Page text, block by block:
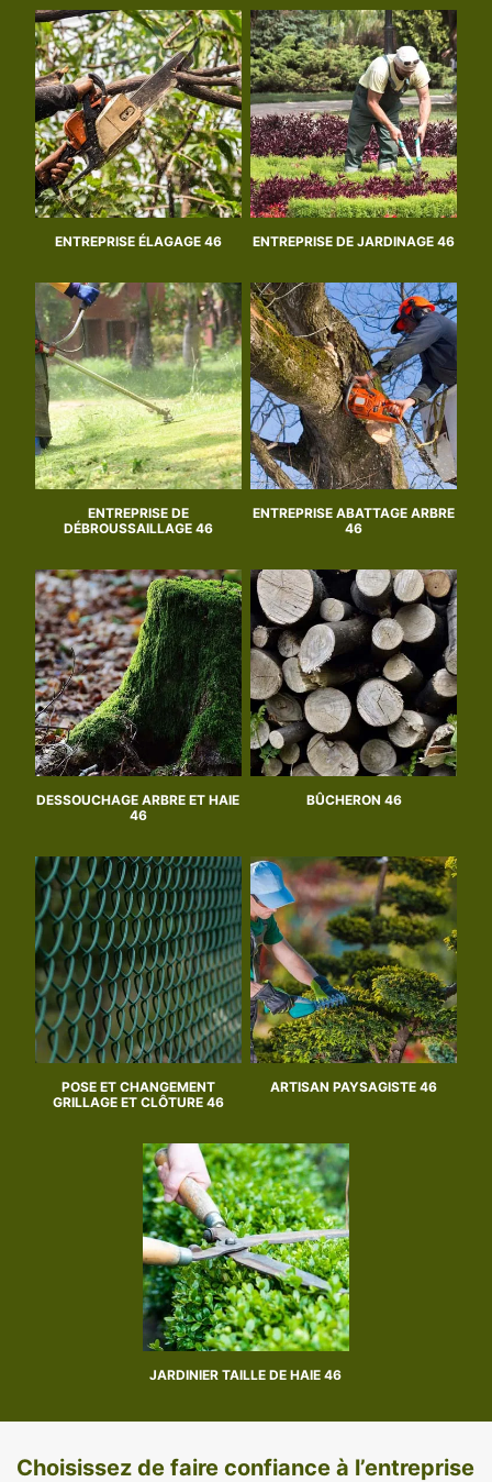
ENTREPRISE ÉLAGAGE 46 ENTREPRISE DE JARDINAGE 46
ENTREPRISE DE
DÉBROUSSAILLAGE 46
ENTREPRISE ABATTAGE ARBRE
46
DESSOUCHAGE ARBRE ET HAIE
46
BÛCHERON 46
POSE ET CHANGEMENT
GRILLAGE ET CLÔTURE 46
ARTISAN PAYSAGISTE 46
JARDINIER TAILLE DE HAIE 46
Choisissez de faire confiance à l’entreprise